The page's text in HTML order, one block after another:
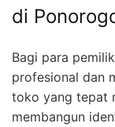
di
Bagi para
profesional dan
toko yang tepat
membangun